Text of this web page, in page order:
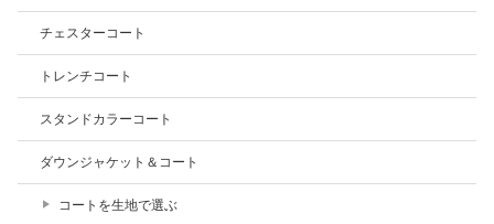
チェスターコート
トレンチコート
スタンドカラーコート
ダウンジャケット＆コート
コートを生地で選ぶ